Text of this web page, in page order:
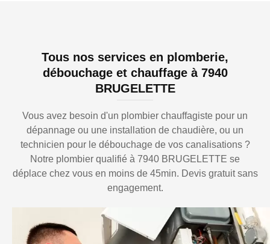
Tous nos services en plomberie,
débouchage et chauffage à 7940
BRUGELETTE
Vous avez besoin d'un plombier chauffagiste pour un
dépannage ou une installation de chaudière, ou un
technicien pour le débouchage de vos canalisations ?
Notre plombier qualifié à 7940 BRUGELETTE se
déplace chez vous en moins de 45min. Devis gratuit sans
engagement.